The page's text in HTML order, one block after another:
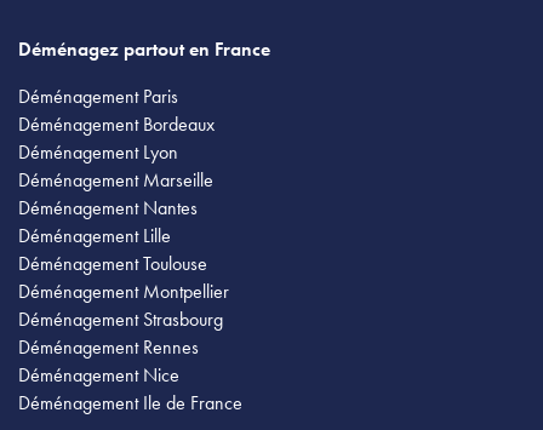
Déménagez partout en France
Déménagement Paris
Déménagement Bordeaux
Déménagement Lyon
Déménagement Marseille
Déménagement Nantes
Déménagement Lille
Déménagement Toulouse
Déménagement Montpellier
Déménagement Strasbourg
Déménagement Rennes
Déménagement Nice
Déménagement Ile de France